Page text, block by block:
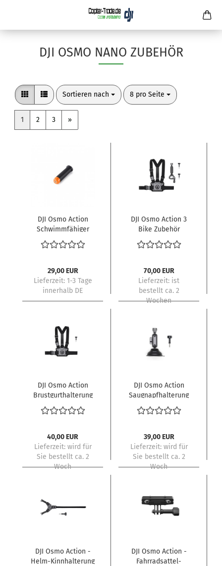
DJI OSMO NANO ZUBEHÖR
Sortieren nach
Sortieren nach 8 pro Seite
pro Seite
1 2 3 »
DJI Osmo Action
Schwimmfähiger
Griff
29,00 EUR
Lieferzeit: 1-3 Tage
innerhalb DE
DJI Osmo Action 3
Bike Zubehör
70,00 EUR
Lieferzeit: ist
bestellt ca. 2
Wochen
DJI Osmo Action
Brustgurthalterung
40,00 EUR
Lieferzeit: wird für
Sie bestellt ca. 2
Woch
DJI Osmo Action
Saugnapfhalterung
39,00 EUR
Lieferzeit: wird für
Sie bestellt ca. 2
Woch
DJI Osmo Action -
Helm-Kinnhalterung
DJI Osmo Action -
Fahrradsattel-